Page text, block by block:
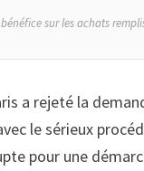
sur les achats
a rejeté la
le sérieux
pour une